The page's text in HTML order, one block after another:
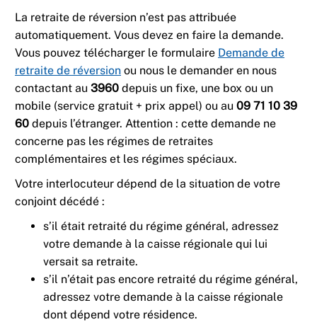
La retraite de réversion n’est pas attribuée
automatiquement. Vous devez en faire la demande.
Vous pouvez télécharger le formulaire Demande de
retraite de réversion ou nous le demander en nous
contactant au 3960 depuis un fixe, une box ou un
mobile (service gratuit + prix appel) ou au 09 71 10 39
60 depuis l’étranger. Attention : cette demande ne
concerne pas les régimes de retraites
complémentaires et les régimes spéciaux.
Votre interlocuteur dépend de la situation de votre
conjoint décédé :
s’il était retraité du régime général, adressez
votre demande à la caisse régionale qui lui
versait sa retraite.
s’il n’était pas encore retraité du régime général,
adressez votre demande à la caisse régionale
dont dépend votre résidence.